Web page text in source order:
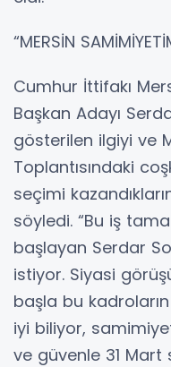
“MERSİN
Cumhur İttifakı
Başkan Adayı
gösterilen ilgiyi ve
Toplantısındaki
seçimi
söyledi. “Bu iş
başlayan Serdar
istiyor. Siyasi
başla bu kadroların
iyi biliyor,
ve güvenle 31 Mart